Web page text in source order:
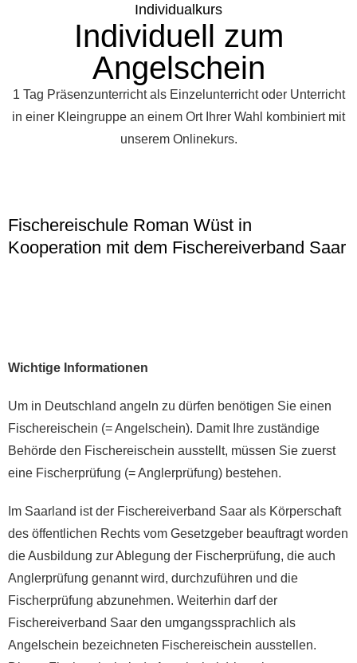
Individualkurs
Individuell zum
Angelschein
1 Tag Präsenzunterricht als Einzelunterricht oder Unterricht
in einer Kleingruppe an einem Ort Ihrer Wahl kombiniert mit
unserem Onlinekurs.
Fischereischule Roman Wüst in
Kooperation mit dem Fischereiverband Saar
Wichtige Informationen
Um in Deutschland angeln zu dürfen benötigen Sie einen
Fischereischein (= Angelschein). Damit Ihre zuständige
Behörde den Fischereischein ausstellt, müssen Sie zuerst
eine Fischerprüfung (= Anglerprüfung) bestehen.
Im Saarland ist der Fischereiverband Saar als Körperschaft
des öffentlichen Rechts vom Gesetzgeber beauftragt worden
die Ausbildung zur Ablegung der Fischerprüfung, die auch
Anglerprüfung genannt wird, durchzuführen und die
Fischerprüfung abzunehmen. Weiterhin darf der
Fischereiverband Saar den umgangssprachlich als
Angelschein bezeichneten Fischereischein ausstellen.